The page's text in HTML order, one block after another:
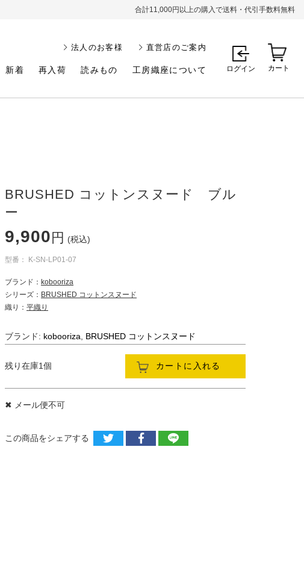
合計11,000円以上の購入で送料・代引手数料無料
新着 再入荷 読みもの 工房織座について
法人のお客様 直営店のご案内
ログイン カート
BRUSHED コットンスヌード ブル
ー
9,900 円 (税込)
型番： K-SN-LP01-07
ブランド： kobooriza
シリーズ： BRUSHED コットンスヌード
織り： 平織り
ブランド: kobooriza BRUSHED コットンスヌード
残り在庫1個 カートに入れる
✖ メール便不可
この商品をシェアする